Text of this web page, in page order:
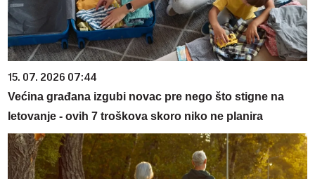
15. 07. 2026 07:44
Većina građana izgubi novac pre nego što stigne na
letovanje - ovih 7 troškova skoro niko ne planira